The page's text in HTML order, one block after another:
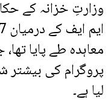
وزارتِ خزانہ کے
معاہدہ طے پایا
پروگرام کی بیشتر
لیا ہے۔